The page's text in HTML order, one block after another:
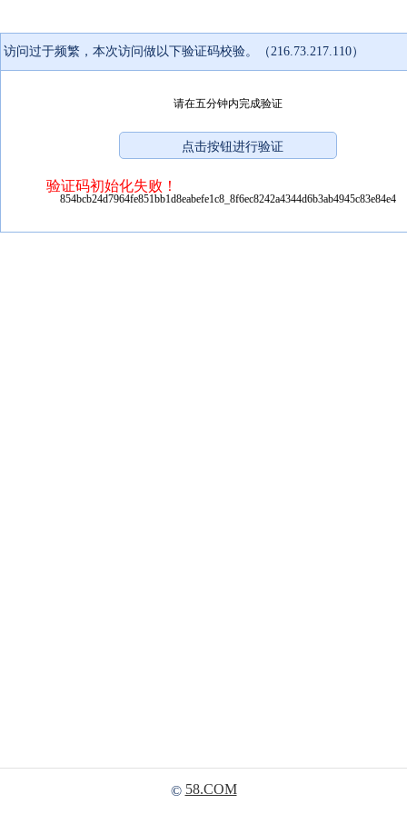
访问过于频繁，本次访问做以下验证码校验。（216.73.217.110）
请在五分钟内完成验证
验证码初始化失败！
854bcb24d7964fe851bb1d8eabefe1c8_8f6ec8242a4344d6b3ab4945c83e84e4
© 58.COM